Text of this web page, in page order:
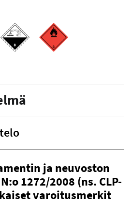
ja neuvoston
1272/2008 (ns. CLP-
varoitusmerkit